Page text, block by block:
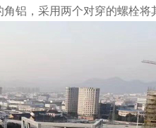
铝，采用两个对穿的螺栓将